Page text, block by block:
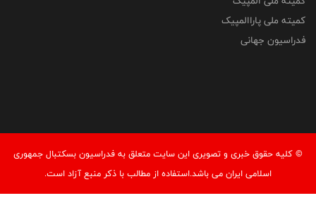
کمیته ملی پاراالمپیک
فدراسیون جهانی
© کليه حقوق خبری و تصويری اين سايت متعلق به فدراسیون بسکتبال جمهوری
اسلامی ایران می باشد.استفاده از مطالب با ذكر منبع آزاد است.